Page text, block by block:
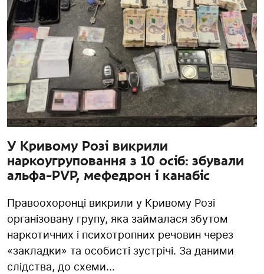
У Кривому Розі викрили
наркоугруповання з 10 осіб: збували
альфа-PVP, мефедрон і канабіс
Правоохоронці викрили у Кривому Розі
організовану групу, яка займалася збутом
наркотичних і психотропних речовин через
«закладки» та особисті зустрічі. За даними
слідства, до схеми...